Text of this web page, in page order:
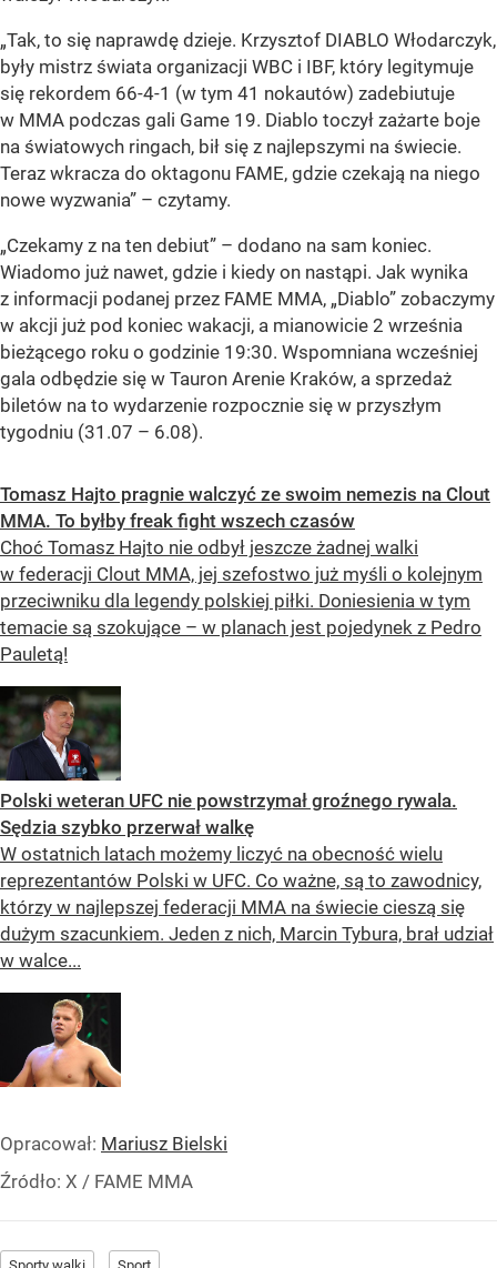
„Tak, to się naprawdę dzieje. Krzysztof DIABLO Włodarczyk,
były mistrz świata organizacji WBC i IBF, który legitymuje
się rekordem 66-4-1 (w tym 41 nokautów) zadebiutuje
w MMA podczas gali Game 19. Diablo toczył zażarte boje
na światowych ringach, bił się z najlepszymi na świecie.
Teraz wkracza do oktagonu FAME, gdzie czekają na niego
nowe wyzwania” – czytamy.
„Czekamy z na ten debiut” – dodano na sam koniec.
Wiadomo już nawet, gdzie i kiedy on nastąpi. Jak wynika
z informacji podanej przez FAME MMA, „Diablo” zobaczymy
w akcji już pod koniec wakacji, a mianowicie 2 września
bieżącego roku o godzinie 19:30. Wspomniana wcześniej
gala odbędzie się w Tauron Arenie Kraków, a sprzedaż
biletów na to wydarzenie rozpocznie się w przyszłym
tygodniu (31.07 – 6.08).
Tomasz Hajto pragnie walczyć ze swoim nemezis na Clout
MMA. To byłby freak fight wszech czasów
Choć Tomasz Hajto nie odbył jeszcze żadnej walki
w federacji Clout MMA, jej szefostwo już myśli o kolejnym
przeciwniku dla legendy polskiej piłki. Doniesienia w tym
temacie są szokujące – w planach jest pojedynek z Pedro
Pauletą!
Polski weteran UFC nie powstrzymał groźnego rywala.
Sędzia szybko przerwał walkę
W ostatnich latach możemy liczyć na obecność wielu
reprezentantów Polski w UFC. Co ważne, są to zawodnicy,
którzy w najlepszej federacji MMA na świecie cieszą się
dużym szacunkiem. Jeden z nich, Marcin Tybura, brał udział
w walce...
Opracował: Mariusz Bielski
Źródło: X / FAME MMA